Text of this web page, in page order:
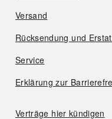
Versand
Rücksendung und
Service
Erklärung zur
Verträge hier kündigen